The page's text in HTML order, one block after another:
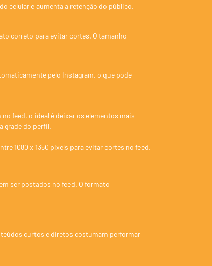
celular e aumenta a retenção do público.
correto para evitar cortes. O tamanho
pelo Instagram, o que pode
feed, o ideal é deixar os elementos mais
grade do perfil.
1080 x 1350 pixels para evitar cortes no feed.
ser postados no feed. O formato
curtos e diretos costumam performar